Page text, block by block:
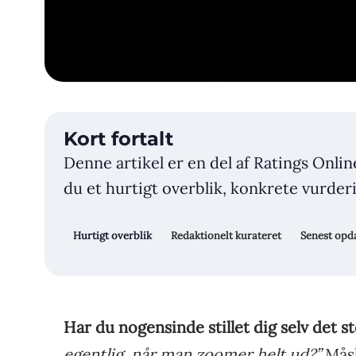
Kort fortalt
Denne artikel er en del af Ratings
du et hurtigt overblik, konkrete
Hurtigt overblik Redaktionelt kurateret Senest
Har du nogensinde stillet dig selv det